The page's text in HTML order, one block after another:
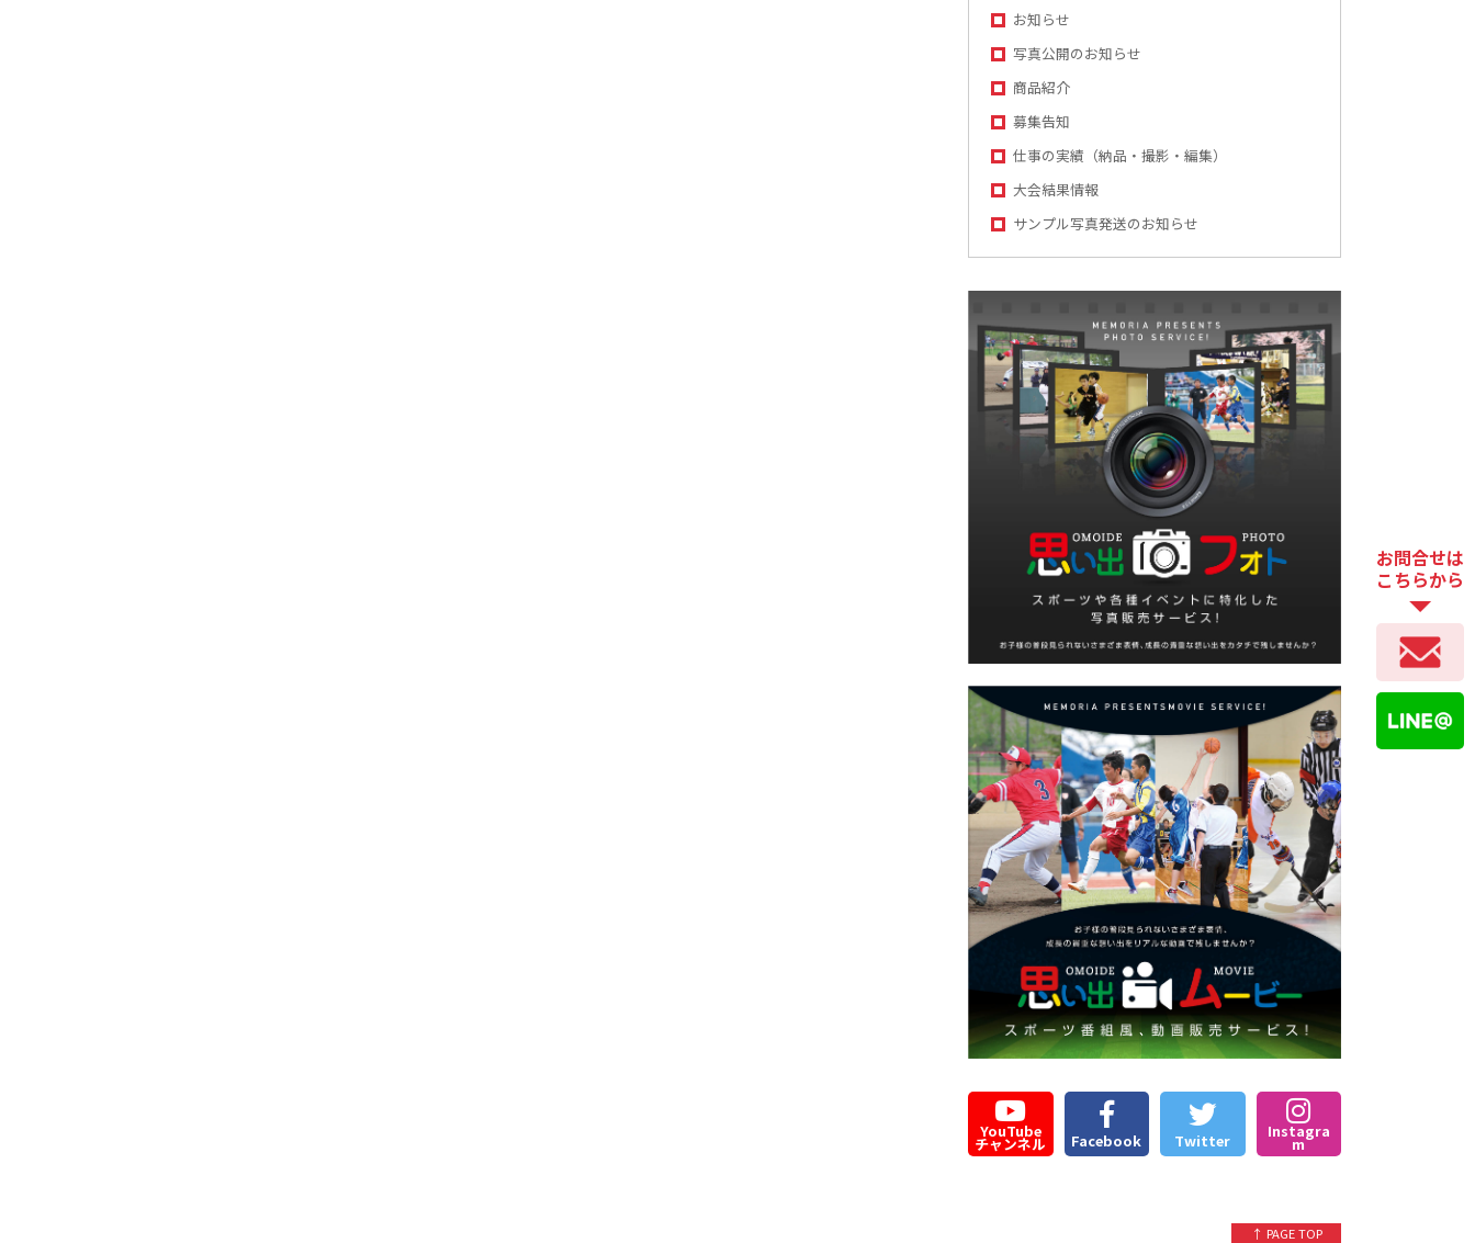
お知らせ
写真公開のお知らせ
商品紹介
募集告知
仕事の実績（納品・撮影・編集）
大会結果情報
サンプル写真発送のお知らせ
YouTube
チャンネル Facebook Twitter Instagra
m
↑ PAGE TOP
お問合せは
こちらから